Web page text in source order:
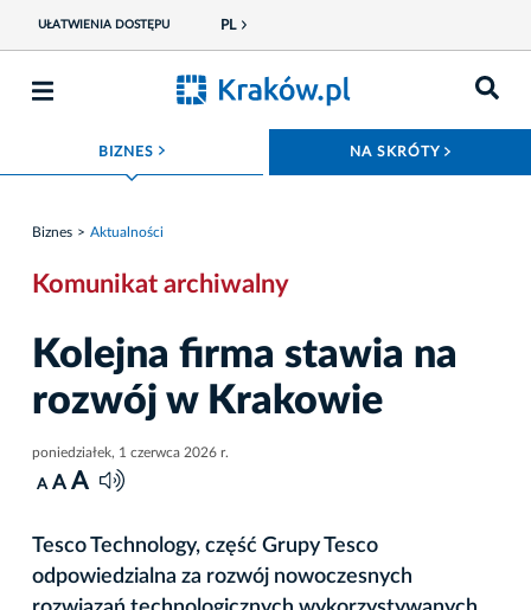
UŁATWIENIA DOSTĘPU PL
BIZNES ROZWIŃ MENU NA SKRÓTY
Biznes Aktualności
Komunikat archiwalny
Kolejna firma stawia na
rozwój w Krakowie
poniedziałek, 1 czerwca 2026 r.
A A A
Tesco Technology, część Grupy Tesco
odpowiedzialna za rozwój nowoczesnych